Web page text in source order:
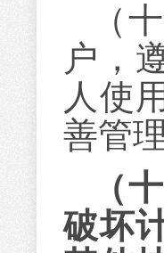
（
户，
人使
善管
（
破坏